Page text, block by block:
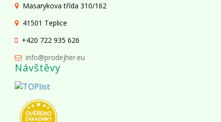
Masarykova třída 310/162
41501 Teplice
+420 722 935 626
info@prodejher.eu
Návštěvy